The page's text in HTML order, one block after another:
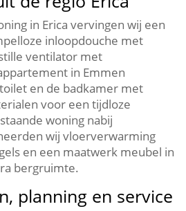
in Erica vervingen wij een
inloopdouche met
ventilator met
in Emmen
en de badkamer met
voor een tijdloze
woning nabij
wij vloerverwarming
en een maatwerk meubel in
bergruimte.
planning en service